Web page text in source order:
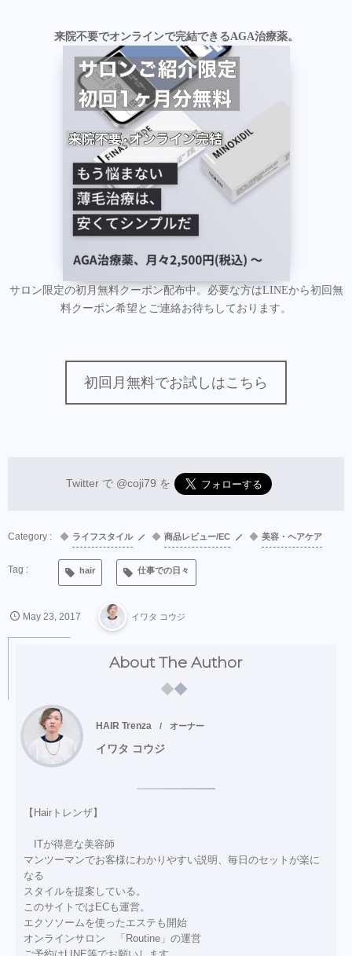
来院不要でオンラインで完結できるAGA治療薬。
サロン限定の初月無料クーポン配布中。必要な方はLINEから初回無
料クーポン希望とご連絡お待ちしております。
初回月無料でお試しはこちら
Twitter で @coji79 を
ライフスタイル 商品レビュー/EC 美容・ヘアケア
hair 仕事での日々
May 23 2017 イワタ コウジ
About The Author
HAIR Trenza オーナー
イワタ コウジ
【Hairトレンザ】
ITが得意な美容師
マンツーマンでお客様にわかりやすい説明、毎日のセットが楽に
なる
スタイルを提案している。
このサイトではECも運営。
エクソソームを使ったエステも開始
オンラインサロン 「Routine」の運営